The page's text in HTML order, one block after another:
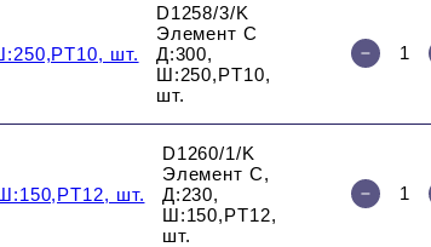
D1258/3/K
Элемент C
Д:300,
Ш:250,PT10,
шт.
D1260/1/K
Элемент C,
Д:230,
Ш:150,PT12,
шт.